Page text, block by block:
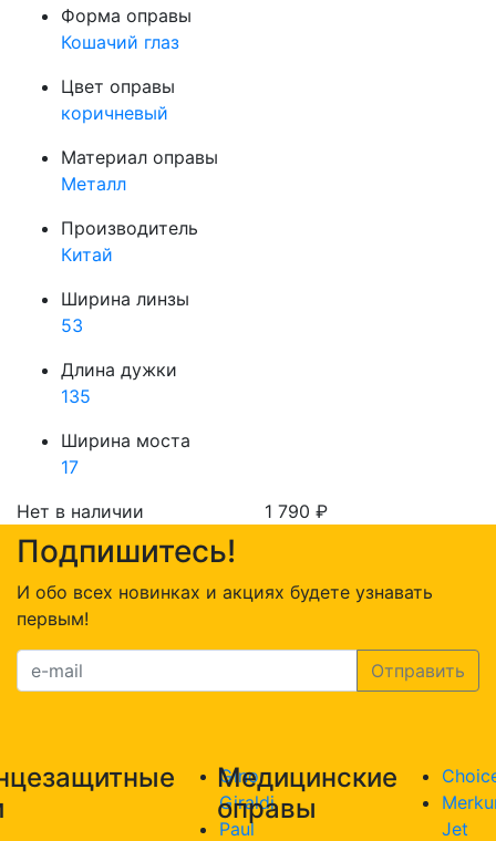
Форма оправы
Кошачий глаз
Цвет оправы
коричневый
Материал оправы
Металл
Производитель
Китай
Ширина линзы
53
Длина дужки
135
Ширина моста
17
Нет в наличии
1 790 ₽
Подпишитесь!
И обо всех новинках и акциях будете узнавать
первым!
Gino
Giraldi
Paul
Медицинские
оправы
Jet